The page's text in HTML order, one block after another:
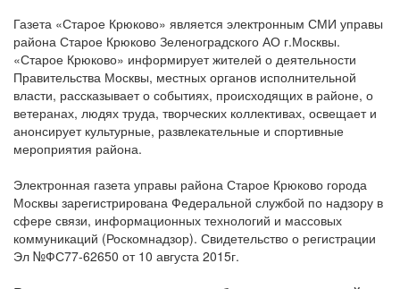
Газета «Старое Крюково» является электронным СМИ управы
района Старое Крюково Зеленоградского АО г.Москвы.
«Старое Крюково» информирует жителей о деятельности
Правительства Москвы, местных органов исполнительной
власти, рассказывает о событиях, происходящих в районе, о
ветеранах, людях труда, творческих коллективах, освещает и
анонсирует культурные, развлекательные и спортивные
мероприятия района.
Электронная газета управы района Старое Крюково города
Москвы зарегистрирована Федеральной службой по надзору в
сфере связи, информационных технологий и массовых
коммуникаций (Роскомнадзор). Свидетельство о регистрации
Эл №ФС77-62650 от 10 августа 2015г.